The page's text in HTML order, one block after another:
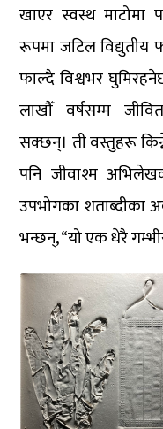
खाएर स्वस्थ माटोमा
रूपमा जटिल विद्युतीय
फाल्दै विश्वभर
लाखौँ वर्षसम्म
सक्छन्। ती वस्तुहरू
पनि जीवाश्म
उपभोगका शताब्दीका
भन्छन्, “यो एक धेरै